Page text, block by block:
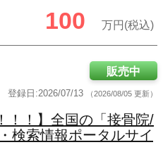
100 万円(税込)
登録日:2026/07/13 （2026/08/05 更新）
販売中
！！】全国の「接骨院/
検索情報ポータルサイ